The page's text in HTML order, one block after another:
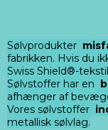
Sølvprodukter
fabrikken. Hvis du
Swiss Shield®-
Sølvstoffer har en
afhænger af
Vores sølvstoffer
metallisk sølvlag.